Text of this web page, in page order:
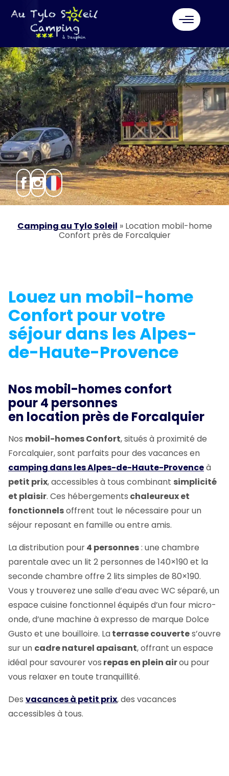
Camping au Tylo Soleil » Location mobil-home
Confort près de Forcalquier
Louez un mobil-home
Confort pour votre
séjour dans les Alpes-
de-Haute-Provence
Nos mobil-homes confort
pour 4 personnes
en location près de Forcalquier
Nos mobil-homes Confort, situés à proximité de
Forcalquier, sont parfaits pour des vacances en
camping dans les Alpes-de-Haute-Provenceà
petit prix, accessibles à tous combinant simplicité
et plaisir. Ces hébergements chaleureux et
fonctionnelsoffrent tout le nécessaire pour un
séjour reposant en famille ou entre amis.
La distribution pour4 personnes: une chambre
parentale avec un lit 2 personnes de 140×190 et la
seconde chambre offre 2 lits simples de 80×190.
Vous y trouverez une salle d’eau avec WC séparé, un
espace cuisine fonctionnel équipés d’un four micro-
onde, d’une machine à expresso de marque Dolce
Gusto et une bouilloire. Laterrasse couvertes’ouvre
sur un cadre naturel apaisant, offrant un espace
idéal pour savourer vos repas en plein airou pour
vous relaxer en toute tranquillité.
Des vacances à petit prix, des vacances
accessibles à tous.